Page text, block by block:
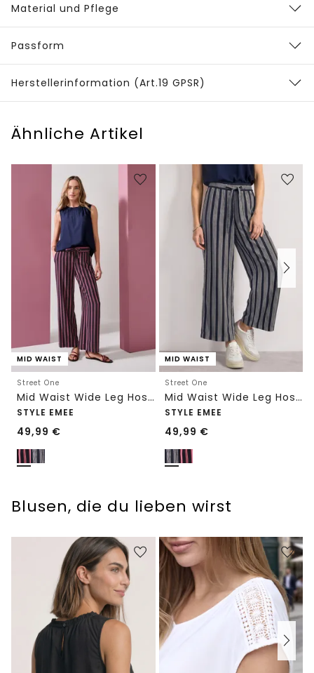
Material und Pflege
Passform
Herstellerinformation (Art.19 GPSR)
Ähnliche Artikel
MID WAIST
Street One
Mid Waist Wide Leg Hose mit Streifen
STYLE EMEE
49,99 €
MID WAIST
Street One
Mid Waist Wide Leg Hose mit Streifen
STYLE EMEE
49,99 €
Blusen, die du lieben wirst